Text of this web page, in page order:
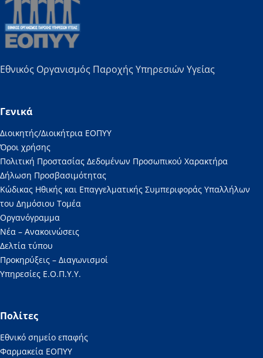
Εθνικός Οργανισμός Παροχής Υπηρεσιών Υγείας
Γενικά
Διοικητής/Διοικήτρια ΕΟΠΥΥ
Όροι χρήσης
Πολιτική Προστασίας Δεδομένων Προσωπικού Χαρακτήρα
Δήλωση Προσβασιμότητας
Κώδικας Ηθικής και Επαγγελματικής Συμπεριφοράς Υπαλλήλων
του Δημόσιου Τομέα
Οργανόγραμμα
Νέα – Ανακοινώσεις
Δελτία τύπου
Προκηρύξεις – Διαγωνισμοί
Υπηρεσίες Ε.Ο.Π.Υ.Υ.
Πολίτες
Εθνικό σημείο επαφής
Φαρμακεία ΕΟΠΥΥ